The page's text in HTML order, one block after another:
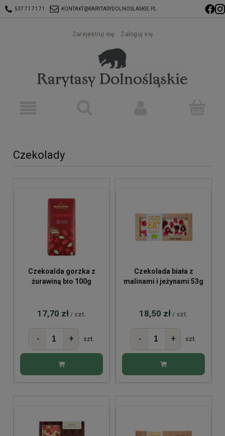
537 71 71 71 KONTAKT@RARYTASYDOLNOSLASKIE.PL
Zarejestruj się Zaloguj się
Czekolady
Czekoalda gorzka z
żurawiną bio 100g
17,70 zł / szt.
- + szt.
Czekolada biała z
malinami i jeżynami 53g
18,50 zł / szt.
- + szt.